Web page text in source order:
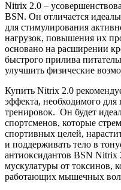
Nitrix 2.0 –
BSN. Он отличается
для стимулирования
нагрузок, повышения их
основано на расширении
быстрого прилива
улучшить физические
Купить Nitrix 2.0
эффекта, необходимого
тренировок. Он будет
спортсменов, которые
спортивных целей,
и поддерживать тело в
антиоксидантов BSN Nitrix
мускулатуры от токсинов,
работающих мышечных